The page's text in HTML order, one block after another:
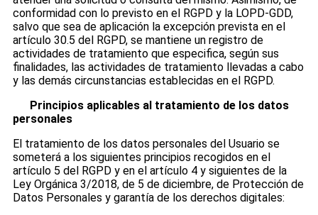
conformidad con lo previsto en el RGPD y la LOPD-GDD,
salvo que sea de aplicación la excepción prevista en el
artículo 30.5 del RGPD, se mantiene un registro de
actividades de tratamiento que especifica, según sus
finalidades, las actividades de tratamiento llevadas a cabo
y las demás circunstancias establecidas en el RGPD.
Principios aplicables al tratamiento de los datos
personales
El tratamiento de los datos personales del Usuario se
someterá a los siguientes principios recogidos en el
artículo 5 del RGPD y en el artículo 4 y siguientes de la
Ley Orgánica 3/2018, de 5 de diciembre, de Protección de
Datos Personales y garantía de los derechos digitales: